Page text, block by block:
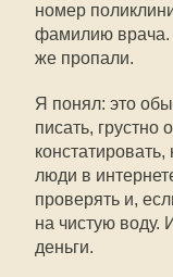
номер
фамилию врача.
же пропали.
Я понял: это
писать, грустно
люди в
проверять и,
на чистую воду.
деньги.